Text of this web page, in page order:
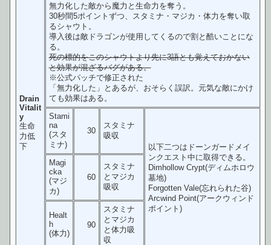
Drain
Vitalit
y
生命
力低
下
無力化した敵から魔力と生命力を奪う。
30秒間5ポイントずつ、スタミナ・マジカ・体力を奪い取
るシャウト。
導入後は敵ドラゴンが使用してくるので割と酷いことにな
る。
死の標的をこのシャウトより先に3語とも覚えておかない
と効果が混ざるバグがある。
※公式パッチで修正された
「無力化した」とあるが、おそらく誤訳。元気な敵にかけ
ても効果はある。
Stami
na
(スタ
ミナ)
30
スタミナ
吸収
以下二つはドーンガードメイ
ンクエスト中に取得できる。
Dimhollow Crypt(ディムホロウ
墓地)
Forgotten Vale(忘れられた谷)
Arcwind Point(アークウィンド
ポイント)
Magi
cka
(マジ
カ)
60
スタミナ
とマジカ
吸収
Healt
h
(体力)
90
スタミナ
とマジカ
と体力吸
収